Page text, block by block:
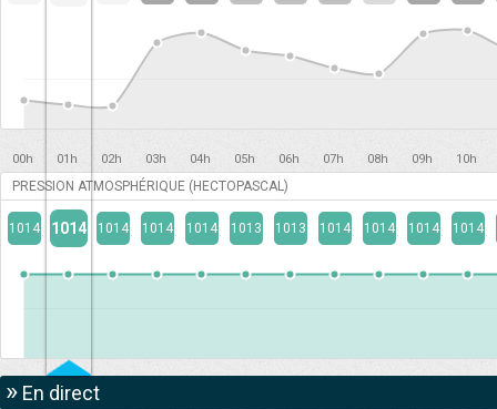
00h 01h 02h 03h 04h 05h 06h 07h 08h 09h 10h
PRESSION ATMOSPHÉRIQUE (HECTOPASCAL)
1014 1014 1014 1014 1014 1013 1013 1014 1014 1014 1014
» En direct